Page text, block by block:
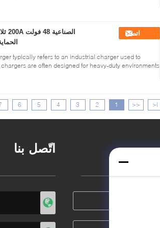
اتصل
typically refers to an industrial charger used to
are often designed for heavy-duty environments, ...
|<
<<
1
2
3
4
5
6
اتّصل بنا